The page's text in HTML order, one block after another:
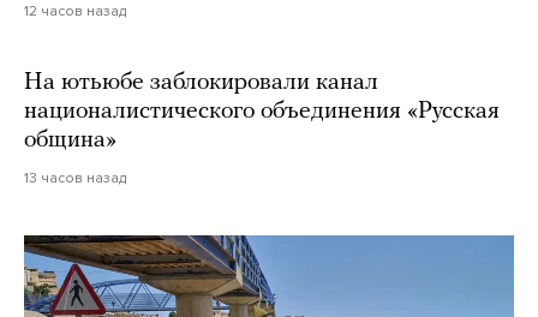
12 часов назад
На ютьюбе заблокировали канал
националистического объединения «Русская
община»
13 часов назад